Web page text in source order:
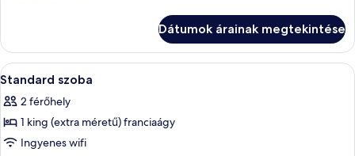
(Waterfront)
részletei
Dátumok árainak megtekintése
A
következő
szoba
összes
képének
Egy szállodai szoba, amelyben
6
Standard szoba
2 férőhely
1 king (extra méretű) franciaágy
Ingyenes wifi